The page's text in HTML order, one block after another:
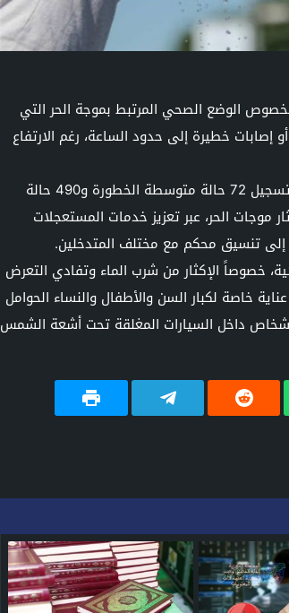
الوضع الصحي المرتبط بموجة الحر التي
خطيرة إلى حدود الساعة، رغم الارتفاع
وأوضحت الوزارة أن عمليات الرصد الأسبوعية أظهرت تسجيل 72 حالة متوسطة الخطورة و490 حالة
موجات الحر، عبر تعزيز خدمات المستعجلات
إلى تنسيق محكم مع مختلف المتدخلين.
خصوصاً الإكثار من شرب الماء وتفادي التعرض
خاصة لكبار السن والأطفال والنساء الحوامل
داخل السيارات المغلقة تحت أشعة الشمس